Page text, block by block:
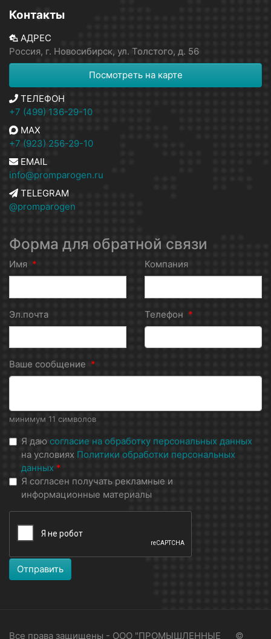
Контакты
АДРЕС
Россия, г. Новосибирск, ул. Толстого, д. 56
Посмотреть на карте
ТЕЛЕФОН
+7 (499) 136-29-10
MAX
+7 (923) 256-29-10
EMAIL
info@promparogen.ru
TELEGRAM
@promparogen
Форма для обратной связи
Имя * Компания
Эл.почта Телефон *
Ваше сообщение *
минимум 11 символов
Я даю согласие на обработку персональных данных
на условиях Политики обработки персональных
данных *
Я согласен получать рекламные и
информационные материалы
Отправить
Все права защищены - ООО "ПРОМЫШЛЕННЫЕ ©